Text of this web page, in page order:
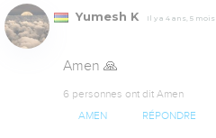
Yumesh K Il y a 4 ans, 5 mois
Amen 🙏
6 personnes ont dit Amen
AMEN RÉPONDRE